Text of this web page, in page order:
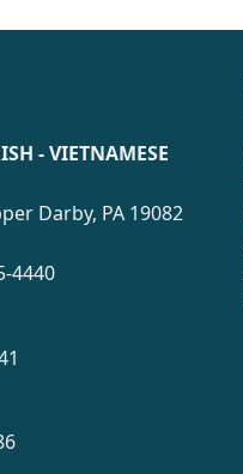
- VIETNAMESE
Darby, PA 19082
4440